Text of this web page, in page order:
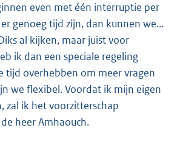
even met één interruptie per
genoeg tijd zijn, dan kunnen we...
al kijken, maar juist voor
ik dan een speciale regeling
tijd overhebben om meer vragen
we flexibel. Voordat ik mijn eigen
zal ik het voorzitterschap
heer Amhaouch.